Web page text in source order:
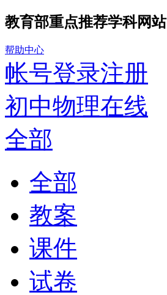
教育部重点推荐学科网站
帮助中心
帐号登录注册
初中物理在线
全部
全部
教案
课件
试卷